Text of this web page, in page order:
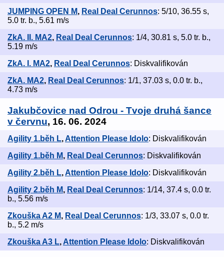
JUMPING OPEN M, Real Deal Cerunnos: 5/10, 36.55 s,
5.0 tr. b., 5.61 m/s
ZkA. II. MA2, Real Deal Cerunnos: 1/4, 30.81 s, 5.0 tr. b.,
5.19 m/s
ZkA. I. MA2, Real Deal Cerunnos: Diskvalifikován
ZkA. MA2, Real Deal Cerunnos: 1/1, 37.03 s, 0.0 tr. b.,
4.73 m/s
Jakubčovice nad Odrou - Tvoje druhá šance
v červnu, 16. 06. 2024
Agility 1.běh L,Attention Please Idolo: Diskvalifikován
Agility 1.běh M, Real Deal Cerunnos: Diskvalifikován
Agility 2.běh L,Attention Please Idolo: Diskvalifikován
Agility 2.běh M, Real Deal Cerunnos: 1/14, 37.4 s, 0.0 tr.
b., 5.56 m/s
Zkouška A2 M, Real Deal Cerunnos: 1/3, 33.07 s, 0.0 tr.
b., 5.2 m/s
Zkouška A3 L, Attention Please Idolo: Diskvalifikován